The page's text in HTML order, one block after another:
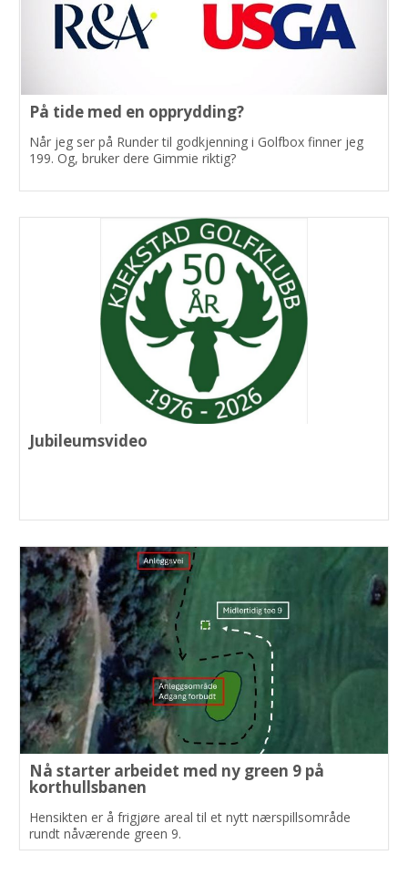
På tide med en opprydding?
Når jeg ser på Runder til godkjenning i Golfbox finner jeg
199. Og, bruker dere Gimmie riktig?
Jubileumsvideo
Nå starter arbeidet med ny green 9 på
korthullsbanen
Hensikten er å frigjøre areal til et nytt nærspillsområde
rundt nåværende green 9.